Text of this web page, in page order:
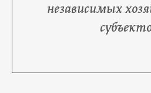
независимых